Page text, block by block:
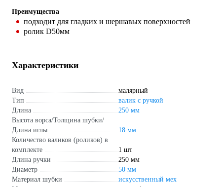
Преимущества
подходит для гладких и шершавых поверхностей
ролик D50мм
Характеристики
Вид
малярный
Тип
валик с ручкой
Длина
250 мм
Высота ворса/Толщина шубки/
Длина иглы
18 мм
Количество валиков (роликов) в
комплекте
1 шт
Длина ручки
250 мм
Диаметр
50 мм
Материал шубки
искусственный мех